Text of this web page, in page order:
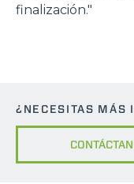
finalización."
¿NECESITAS MÁS